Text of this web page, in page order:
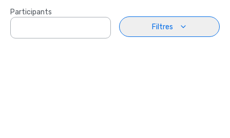
Participants
Filtres